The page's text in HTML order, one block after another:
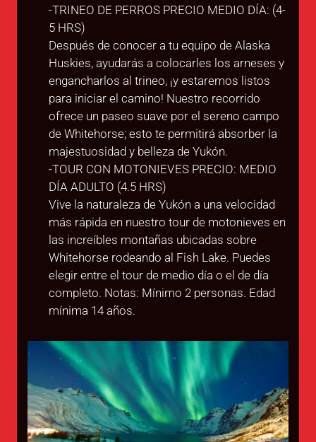
-TRINEO DE PERROS PRECIO MEDIO DÍA: (4-
5 HRS)
Después de conocer a tu equipo de Alaska
Huskies, ayudarás a colocarles los arneses y
engancharlos al trineo, ¡y estaremos listos
para iniciar el camino! Nuestro recorrido
ofrece un paseo suave por el sereno campo
de Whitehorse; esto te permitirá absorber la
majestuosidad y belleza de Yukón.
-TOUR CON MOTONIEVES PRECIO: MEDIO
DÍA ADULTO (4.5 HRS)
Vive la naturaleza de Yukón a una velocidad
más rápida en nuestro tour de motonieves en
las increíbles montañas ubicadas sobre
Whitehorse rodeando al Fish Lake. Puedes
elegir entre el tour de medio día o el de día
completo. Notas: Mínimo 2 personas. Edad
mínima 14 años.